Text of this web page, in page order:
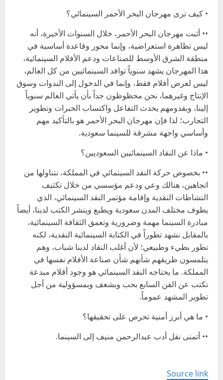
• كيف ترى مهرجان البحر الأحمر السينمائي؟
•• ‏أثبت مهرجان البحر الأحمر، خلال السنوات الأخيرة، أنه
ليس تظاهرة استعراضية، وإنما محور وقاعدة أساسية في
منطقة الشرق الأوسط للصناعات ودعم الأفلام السينمائية،
هذا المهرجان يشهد سنوياً توافد السينمائيين من كل العالم،
ليس لعرض أفلام فقط، وإنما في الدخول إلى الندوات وسوق
الإنتاج وغيرهما، نحن محظوظون جداً بأن يأتي العالم سنوياً
إلينا، وبقدومهم يحدث التفاعل واكتساب الخبرات وتطوير
التجارب؛ لذا فإن مهرجان البحر الأحمر هو بالتأكيد مهم
وأساسي واجهة مشرقة للسينما سعودية.
• ماذا عن النقاد السينمائيين السعوديين؟
•• بخصوص حركة النقد السينمائي في المملكة، نتناولها من
اتجاهين، هنالك وعي ودعم مؤسسي من خلال تكثيف
النشاطات النقدية وإقامة مؤتمر النقد السينمائي، الذي
يطوف مختلف المدن سعودية ويطبع وينشر الكتب لدينا، أيضاً
مبادرة السينما مهمة وضرورية وتعمق الثقافة السينمائية،
بالمقابل نشهد تطوراً في الكتابة السينمائية النقدية، لكنه
تطور بطيء وطبيعي؛ لأن أغلب النقاد لدينا شباب، وهم
يتلمسون طريقهم شأنهم شأن صناعة الأفلام نفسها في
المملكة. ما يحتاجه النقد السينمائي هو وجود أقلام مبدعة
تكتب عن الفن السابع بحب وبشغف وبمسؤولية من أجل
تطوير المشهد عموماً.
• ما هي أبرز أمنية تحرص على تحقيقها؟
•• أتمنى نقل أدب عبدالرحمن منيف إلى السينما.
Source link